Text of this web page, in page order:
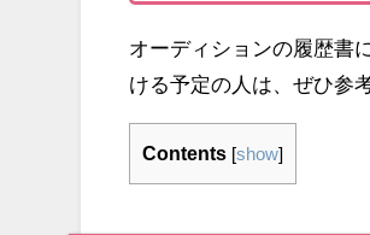
オーディションの履歴書
ける予定の人は、ぜひ参
Contents [show]